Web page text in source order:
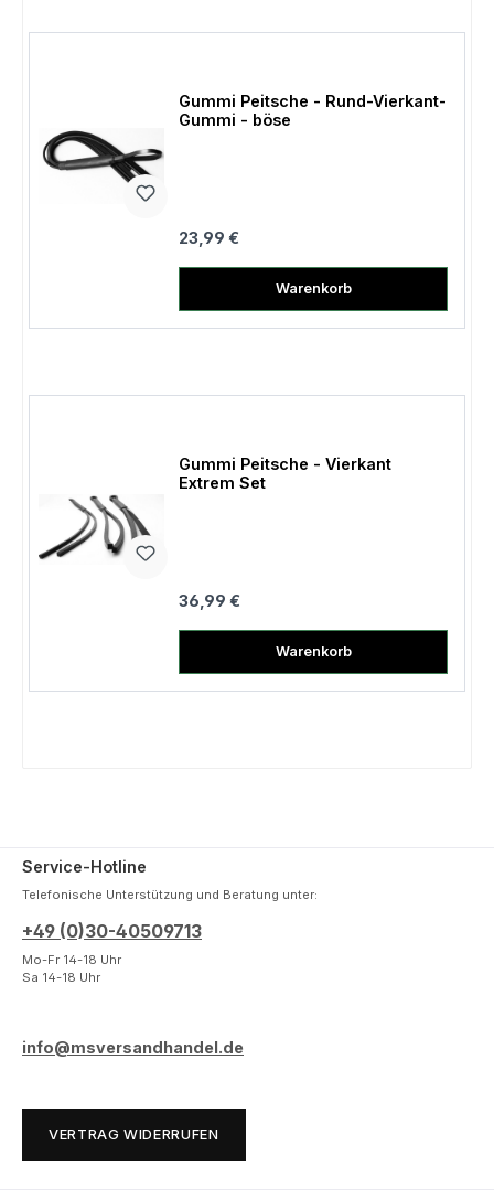
Gummi Peitsche - Rund-Vierkant-
Gummi - böse
Regulärer Preis:
23,99 €
Warenkorb
Gummi Peitsche - Vierkant
Extrem Set
Regulärer Preis:
36,99 €
Warenkorb
Service-Hotline
Telefonische Unterstützung und Beratung unter:
+49 (0)30-40509713
Mo-Fr 14-18 Uhr
Sa 14-18 Uhr
info@msversandhandel.de
VERTRAG WIDERRUFEN